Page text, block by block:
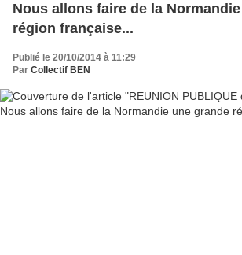
Nous allons faire de la
région française...
Publié le 20/10/2014 à 11:29
Par Collectif BEN